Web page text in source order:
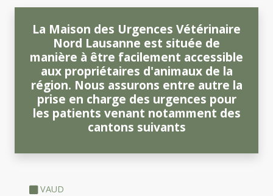
La Maison des Urgences Vétérinaire
Nord Lausanne est située de
manière à être facilement accessible
aux propriétaires d'animaux de la
région. Nous assurons entre autre la
prise en charge des urgences pour
les patients venant notamment des
cantons suivants
VAUD